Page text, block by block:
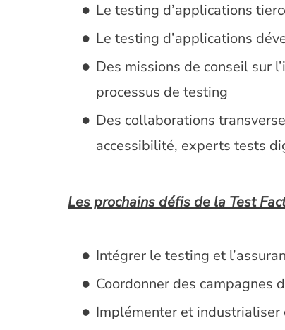
Le testing d’applications
Le testing d’applications
Des missions de conseil sur
processus de testing
Des collaborations
accessibilité, experts tests
Les prochains défis de la Test
Intégrer le testing et
Coordonner des campagnes
Implémenter et